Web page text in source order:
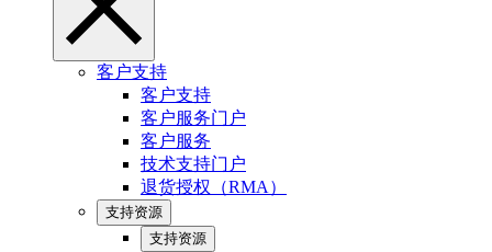
客户支持
客户支持
客户服务门户
客户服务
技术支持门户
退货授权（RMA）
支持资源
支持资源